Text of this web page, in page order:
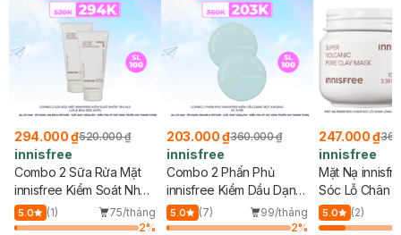
294.000 ₫520.000 ₫
innisfree
Combo 2 Sữa Rửa Mặt
innisfree Kiểm Soát Nhờn
Tro Núi Lửa & BHA 150g
(Mới)
5.0 (1)
75/tháng
2%
203.000 ₫360.000 ₫
innisfree
Combo 2 Phấn Phủ
innisfree Kiềm Dầu Dạng
Bột Khoáng 5g (Mới)
5.0 (7)
99/tháng
2%
247.000 ₫
innisfree
Mặt Nạ
Sóc Lỗ Chân
5.0 (2)